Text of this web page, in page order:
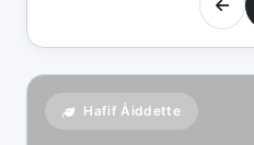
Hafif Åiddette